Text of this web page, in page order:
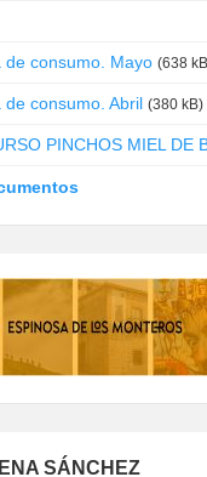
de consumo. Mayo (638
consumo. Abril (380 kB)
PINCHOS MIEL DE
SÁNCHEZ